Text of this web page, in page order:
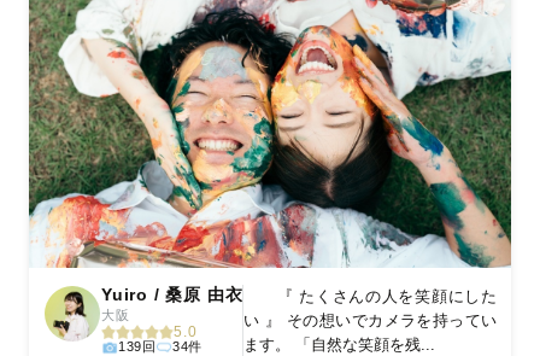
丁寧なレタッチで思い出を美しく仕上げます
撮影後は、独自の編集技術で写真の明るさや色合いを丁寧に調
整。自然な雰囲気を残しつつも、おしゃれで洗練された仕上がり
に。きっと「こんな写真を撮ってほしかった！」と思える一枚に
出会えます。まずは、ラブグラフの撮影事例をご覧ください。
Yuiro / 桑原 由衣
大阪
5.0
139回 34件
『 たくさんの人を笑顔にした
い 』 その想いでカメラを持ってい
ます。 「自然な笑顔を残...